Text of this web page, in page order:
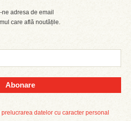
ne adresa de email
care află noutățile.
Abonare
datelor cu caracter personal